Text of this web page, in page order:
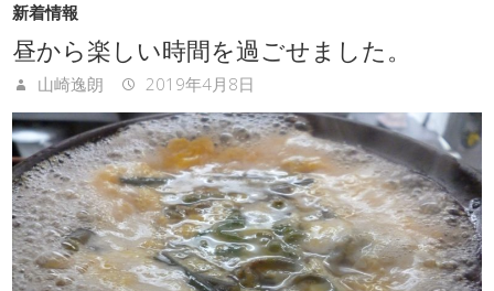
新着情報
昼から楽しい時間を過ごせました。
山崎逸朗 2019年4月8日